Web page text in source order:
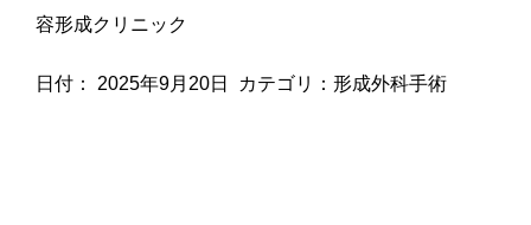
容形成クリニック
日付： 2025年9月20日 カテゴリ： 形成外科手術